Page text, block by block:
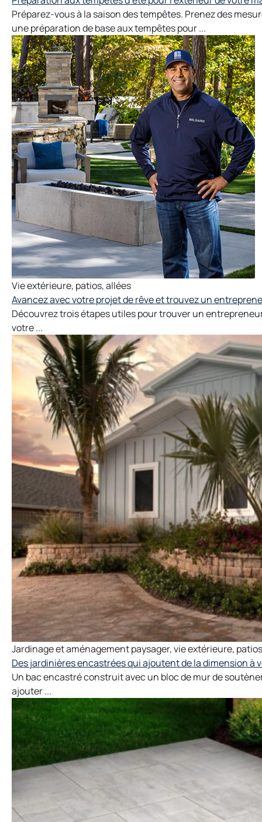
Préparez-vous à la saison des tempêtes. Prenez des
une préparation de base aux tempêtes pour ...
Vie extérieure, patios,allées
Avancez avec votre projet de rêve et trouvez un
Découvrez trois étapes utiles pour trouver un
votre ...
Jardinage et aménagement paysager,vie extérieure, patios
Des jardinières encastrées qui ajoutent de la dimension à
Un bac encastré construit avec un bloc de mur de
ajouter ...